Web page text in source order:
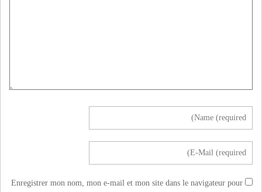
Enregistrer mon nom, mon e-mail et mon site dans le navigateur pour